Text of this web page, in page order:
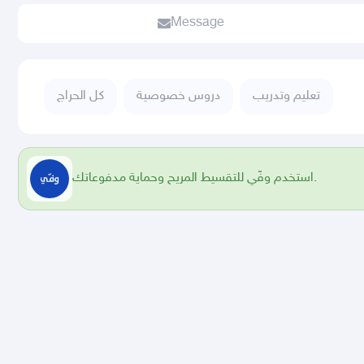
Message
كل الحراج دروس خصوصية تعليم وتدريب
استخدم وفّي للتقسيط المريح وحماية مدفوعاتك.